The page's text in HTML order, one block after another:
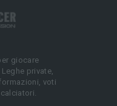
giocare
private,
voti